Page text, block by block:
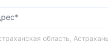
область,